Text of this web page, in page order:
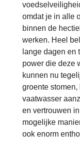
omdat je in alle
binnen de
werken. Heel
lange dagen en
power die deze
kunnen nu
groente
vaatwasser
en vertrouwen
mogelijke
ook enorm